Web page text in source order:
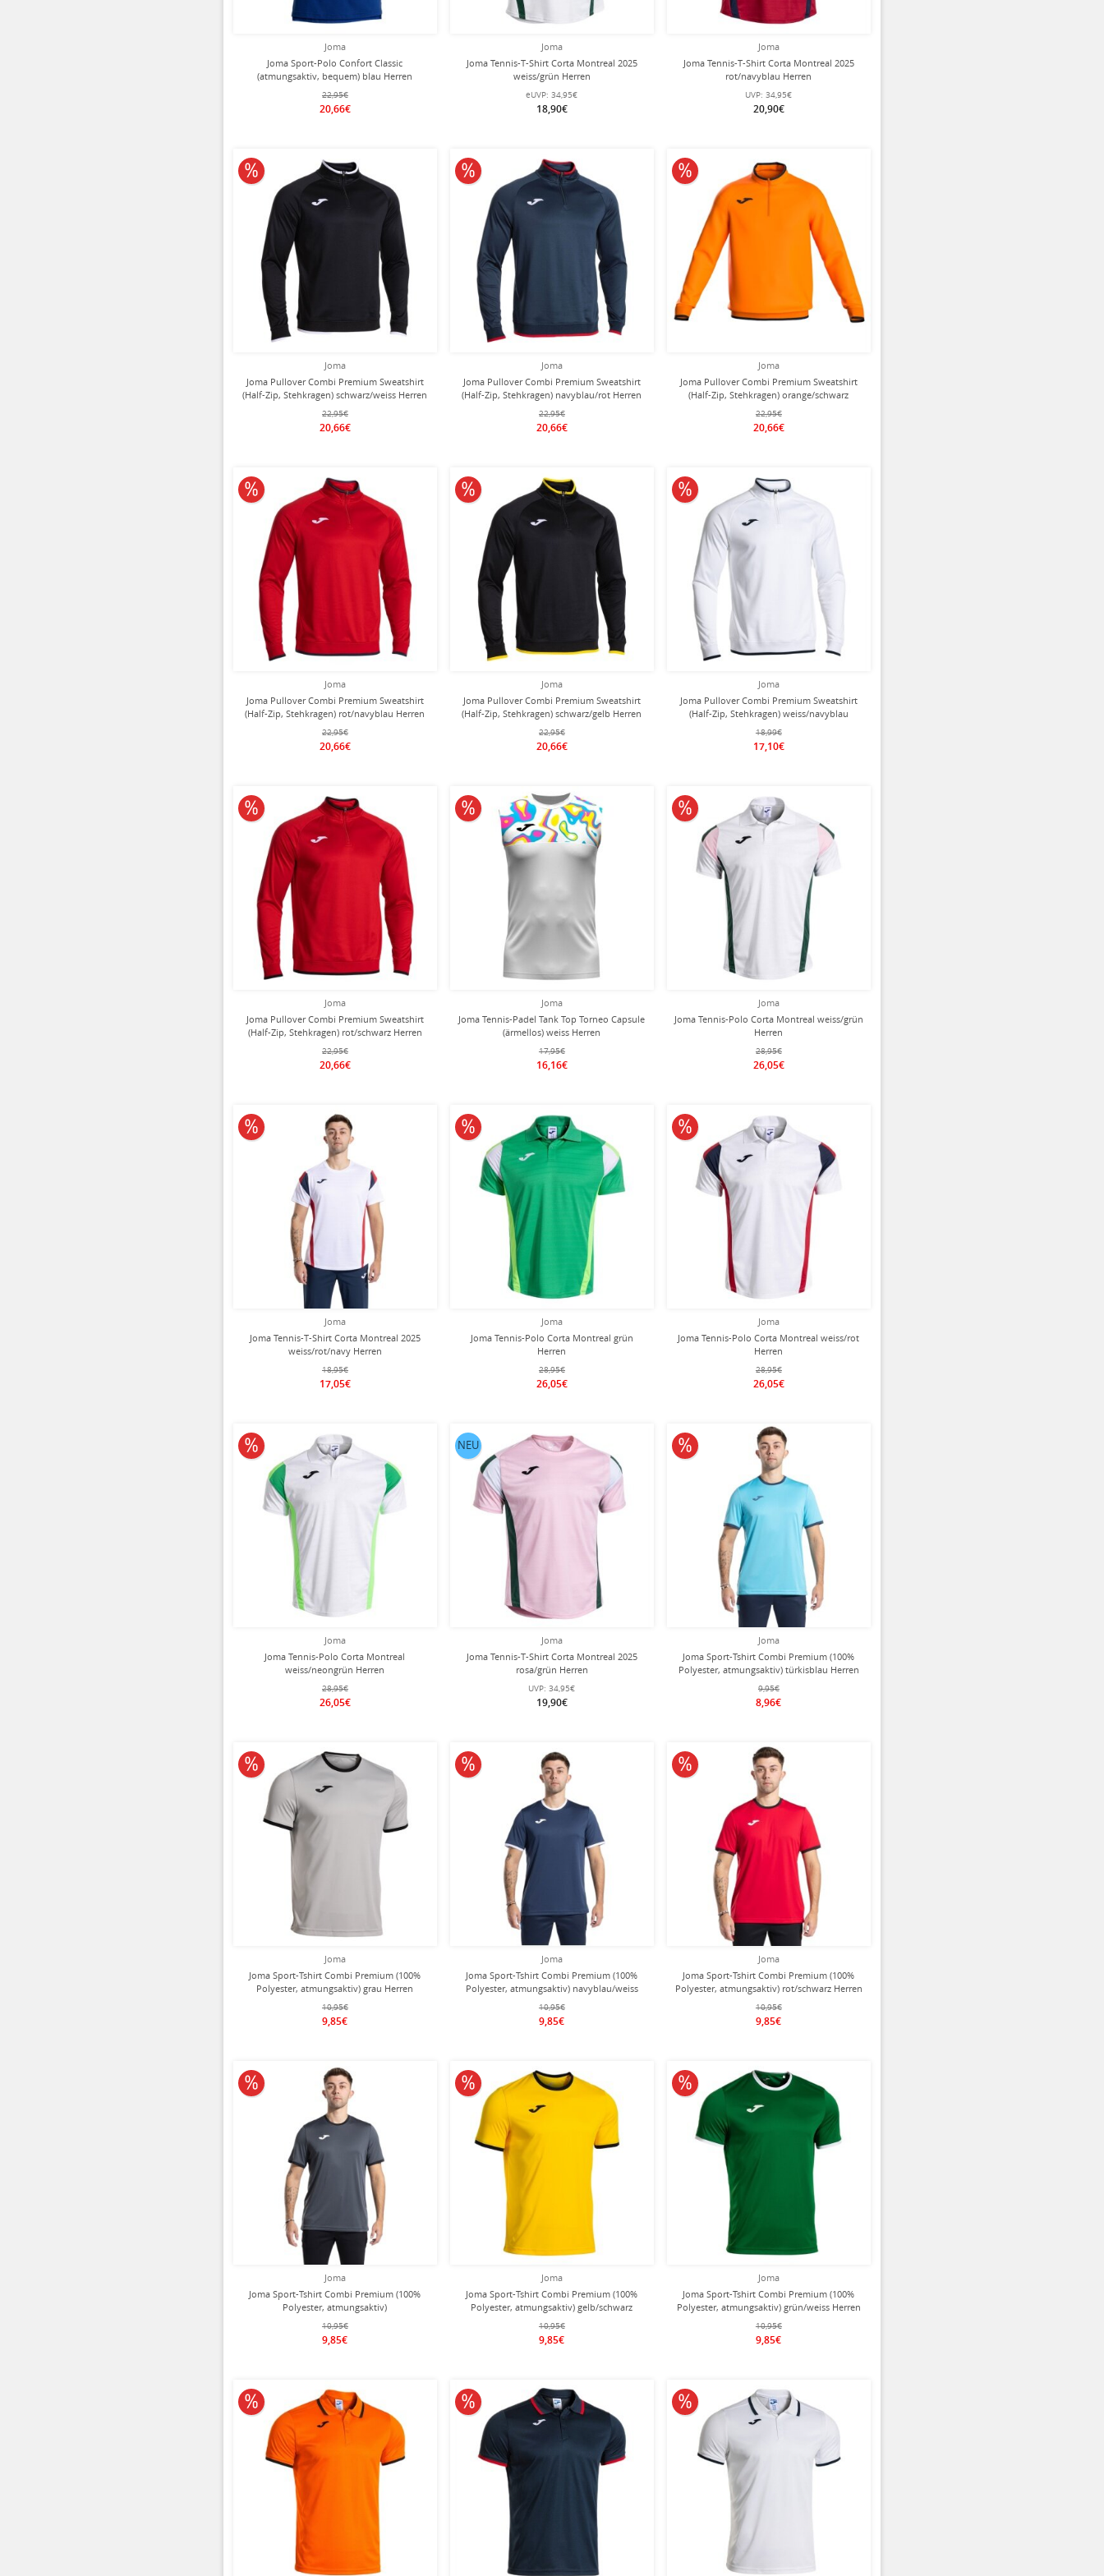
Joma
Joma Sport-Polo Confort Classic
(atmungsaktiv, bequem) blau Herren
22,95€
20,66€
Joma
Joma Tennis-T-Shirt Corta Montreal 2025
weiss/grün Herren
eUVP: 34,95€
18,90€
Joma
Joma Tennis-T-Shirt Corta Montreal 2025
rot/navyblau Herren
UVP: 34,95€
20,90€
Joma
Joma Pullover Combi Premium Sweatshirt
(Half-Zip, Stehkragen) schwarz/weiss Herren
22,95€
20,66€
10% reduziert
Joma
Joma Pullover Combi Premium Sweatshirt
(Half-Zip, Stehkragen) navyblau/rot Herren
22,95€
20,66€
10% reduziert
Joma
Joma Pullover Combi Premium Sweatshirt
(Half-Zip, Stehkragen) orange/schwarz
22,95€
20,66€
10% reduziert
Joma
Joma Pullover Combi Premium Sweatshirt
(Half-Zip, Stehkragen) rot/navyblau Herren
22,95€
20,66€
10% reduziert
Joma
Joma Pullover Combi Premium Sweatshirt
(Half-Zip, Stehkragen) schwarz/gelb Herren
22,95€
20,66€
10% reduziert
Joma
Joma Pullover Combi Premium Sweatshirt
(Half-Zip, Stehkragen) weiss/navyblau
18,99€
17,10€
10% reduziert
Joma
Joma Pullover Combi Premium Sweatshirt
(Half-Zip, Stehkragen) rot/schwarz Herren
22,95€
20,66€
10% reduziert
Joma
Joma Tennis-Padel Tank Top Torneo Capsule
(ärmellos) weiss Herren
17,95€
16,16€
10% reduziert
Joma
Joma Tennis-Polo Corta Montreal weiss/grün
Herren
28,95€
26,05€
10% reduziert
Joma
Joma Tennis-T-Shirt Corta Montreal 2025
weiss/rot/navy Herren
18,95€
17,05€
10% reduziert
Joma
Joma Tennis-Polo Corta Montreal grün
Herren
28,95€
26,05€
10% reduziert
Joma
Joma Tennis-Polo Corta Montreal weiss/rot
Herren
28,95€
26,05€
10% reduziert
Joma
Joma Tennis-Polo Corta Montreal
weiss/neongrün Herren
28,95€
26,05€
10% reduziert
Joma
Joma Tennis-T-Shirt Corta Montreal 2025
rosa/grün Herren
UVP: 34,95€
19,90€
NEU
Joma
Joma Sport-Tshirt Combi Premium (100%
Polyester, atmungsaktiv) türkisblau Herren
9,95€
8,96€
10% reduziert
Joma
Joma Sport-Tshirt Combi Premium (100%
Polyester, atmungsaktiv) grau Herren
10,95€
9,85€
10% reduziert
Joma
Joma Sport-Tshirt Combi Premium (100%
Polyester, atmungsaktiv) navyblau/weiss
10,95€
9,85€
10% reduziert
Joma
Joma Sport-Tshirt Combi Premium (100%
Polyester, atmungsaktiv) rot/schwarz Herren
10,95€
9,85€
10% reduziert
Joma
Joma Sport-Tshirt Combi Premium (100%
Polyester, atmungsaktiv)
10,95€
9,85€
10% reduziert
Joma
Joma Sport-Tshirt Combi Premium (100%
Polyester, atmungsaktiv) gelb/schwarz
10,95€
9,85€
10% reduziert
Joma
Joma Sport-Tshirt Combi Premium (100%
Polyester, atmungsaktiv) grün/weiss Herren
10,95€
9,85€
10% reduziert
10% reduziert 10% reduziert 10% reduziert